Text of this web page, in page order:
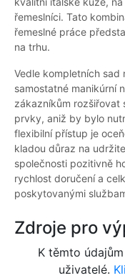
řemeslníci. Tato
řemeslné práce
na trhu.
Vedle kompletních
samostatné manikúrní
zákazníkům rozšiřovat
prvky, aniž by bylo
flexibilní přístup je
kladou důraz na
společnosti pozitivně
rychlost doručení a
poskytovanými
Zdroje pro
K těmto
uživatelé.